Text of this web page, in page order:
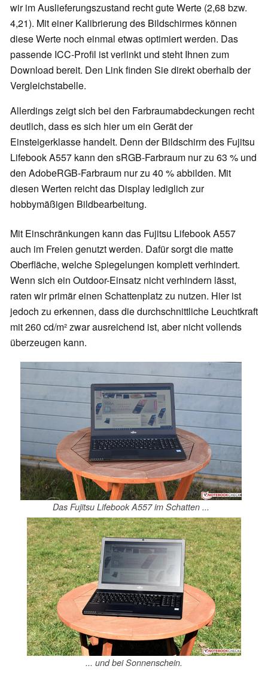
wir im Auslieferungszustand recht gute Werte (2,68 bzw.
4,21). Mit einer Kalibrierung des Bildschirmes können
diese Werte noch einmal etwas optimiert werden. Das
passende ICC-Profil ist verlinkt und steht Ihnen zum
Download bereit. Den Link finden Sie direkt oberhalb der
Vergleichstabelle.
Allerdings zeigt sich bei den Farbraumabdeckungen recht
deutlich, dass es sich hier um ein Gerät der
Einsteigerklasse handelt. Denn der Bildschirm des Fujitsu
Lifebook A557 kann den sRGB-Farbraum nur zu 63 % und
den AdobeRGB-Farbraum nur zu 40 % abbilden. Mit
diesen Werten reicht das Display lediglich zur
hobbymäßigen Bildbearbeitung.
Mit Einschränkungen kann das Fujitsu Lifebook A557
auch im Freien genutzt werden. Dafür sorgt die matte
Oberfläche, welche Spiegelungen komplett verhindert.
Wenn sich ein Outdoor-Einsatz nicht verhindern lässt,
raten wir primär einen Schattenplatz zu nutzen. Hier ist
jedoch zu erkennen, dass die durchschnittliche Leuchtkraft
mit 260 cd/m² zwar ausreichend ist, aber nicht vollends
überzeugen kann.
Das Fujitsu Lifebook A557 im Schatten ...
... und bei Sonnenschein.